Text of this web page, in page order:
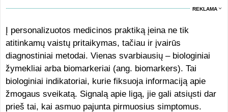
REKLAMA
Į personalizuotos medicinos praktiką įeina ne tik
atitinkamų vaistų pritaikymas, tačiau ir įvairūs
diagnostiniai metodai. Vienas svarbiausių – biologiniai
žymekliai arba biomarkeriai (ang. biomarkers). Tai
biologiniai indikatoriai, kurie fiksuoja informaciją apie
žmogaus sveikatą. Signalą apie ligą, jie gali atsiųsti dar
prieš tai, kai asmuo pajunta pirmuosius simptomus.